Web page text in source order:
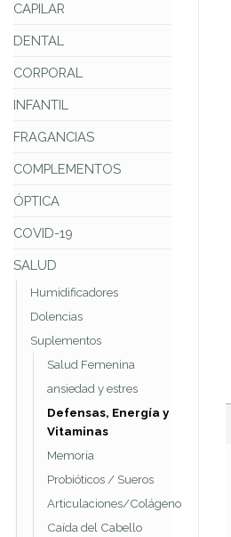
CAPILAR
DENTAL
CORPORAL
INFANTIL
FRAGANCIAS
COMPLEMENTOS
ÓPTICA
COVID-19
SALUD
Humidificadores
Dolencias
Suplementos
Salud Femenina
ansiedad y estres
Defensas, Energía y
Vitaminas
Memoria
Probióticos / Sueros
Articulaciones/Colágeno
Caída del Cabello